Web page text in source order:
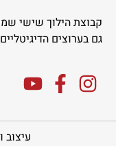
קבוצת הילוך שישי
גם בערוצים הדיגיטליים
עיצוב